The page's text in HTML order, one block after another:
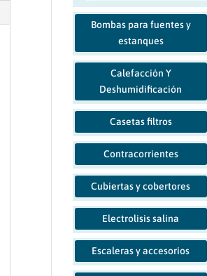
Bombas para fuentes y
estanques
Calefacción Y
Deshumidificación
Casetas filtros
Contracorrientes
Cubiertas y cobertores
Electrolisis salina
Escaleras y accesorios